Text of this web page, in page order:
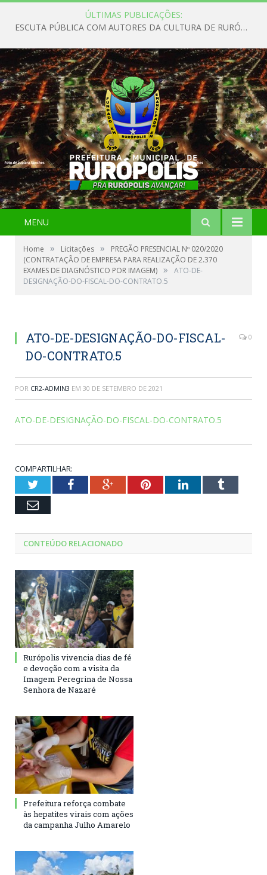
ÚLTIMAS PUBLICAÇÕES:
ESCUTA PÚBLICA COM AUTORES DA CULTURA DE RURÓPOLIS
MENU
Home » Licitações »
PREGÃO PRESENCIAL Nº 020/2020
(CONTRATAÇÃO DE EMPRESA PARA REALIZAÇÃO DE 2.370
EXAMES DE DIAGNÓSTICO POR IMAGEM) »
ATO-DE-
DESIGNAÇÃO-DO-FISCAL-DO-CONTRATO.5
ATO-DE-DESIGNAÇÃO-DO-FISCAL-
DO-CONTRATO.5
0
POR CR2-ADMIN3 EM 30 DE SETEMBRO DE 2021
ATO-DE-DESIGNAÇÃO-DO-FISCAL-DO-CONTRATO.5
COMPARTILHAR:
TwitterFacebookGoogle+PinterestLinkedInTumblr
Email
CONTEÚDO RELACIONADO
Rurópolis vivencia dias de fé
e devoção com a visita da
Imagem Peregrina de Nossa
Senhora de Nazaré
Prefeitura reforça combate
às hepatites virais com ações
da campanha Julho Amarelo